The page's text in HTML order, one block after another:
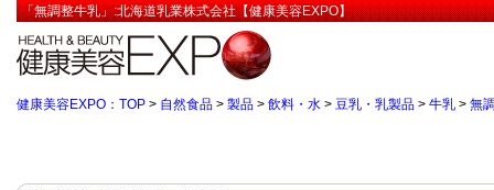
「無調整牛乳」:北海道乳業株式会社【健康美容EXPO】
健康美容EXPO：TOP > 自然食品 > 製品 > 飲料・水 > 豆乳・乳製品 > 牛乳 > 無